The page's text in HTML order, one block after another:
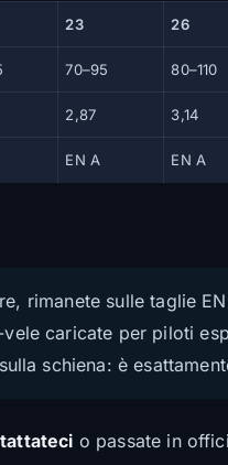
23 26
70–95 80–110
2,87 3,14
EN A EN A
rimanete sulle taglie
caricate per piloti
schiena: è
o passate in